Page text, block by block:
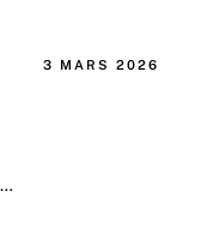
3 MARS 2026